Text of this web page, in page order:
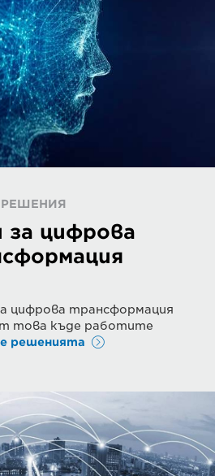
РЕШЕНИЯ
за цифрова
цифрова трансформация
това къде работите
решенията